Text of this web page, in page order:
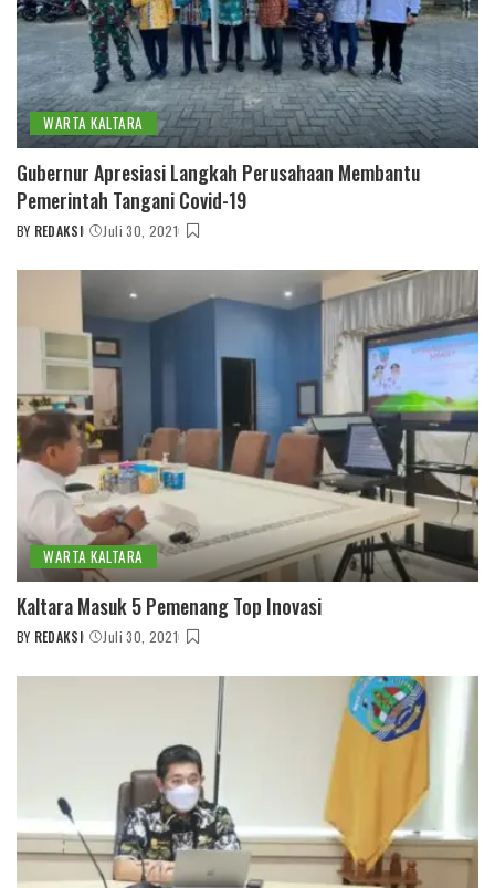
WARTA KALTARA
Gubernur Apresiasi Langkah Perusahaan Membantu
Pemerintah Tangani Covid-19
POSTED
BY REDAKSI Juli 30, 2021
WARTA KALTARA
Kaltara Masuk 5 Pemenang Top Inovasi
POSTED
BY REDAKSI Juli 30, 2021